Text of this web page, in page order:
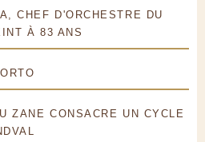
CHEF D'ORCHESTRE DU
À 83 ANS
ZANE CONSACRE UN CYCLE